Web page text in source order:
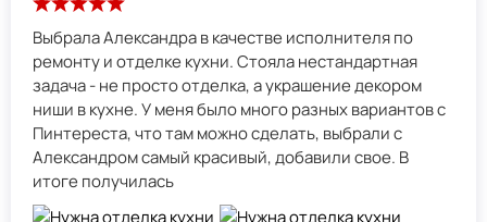
Выбрала Александра в качестве исполнителя по
ремонту и отделке кухни. Стояла нестандартная
задача - не просто отделка, а украшение декором
ниши в кухне. У меня было много разных вариантов с
Пинтереста, что там можно сделать, выбрали с
Александром самый красивый, добавили свое. В
итоге получилась